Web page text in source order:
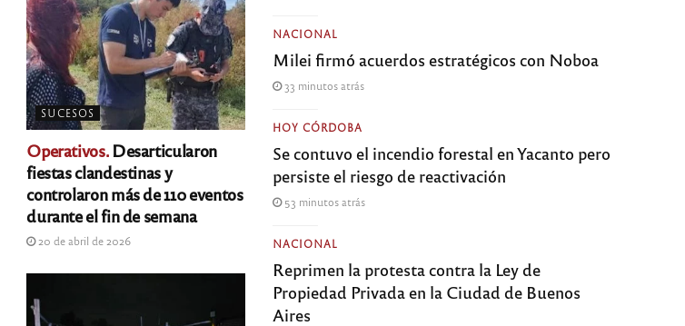
SUCESOS
Operativos.Desarticularon
fiestas clandestinas y
controlaron más de 110 eventos
durante el fin de semana
20 de abril de 2026
NACIONAL
Milei firmó acuerdos estratégicos con Noboa
33 minutos atrás
HOY CÓRDOBA
Se contuvo el incendio forestal en Yacanto pero
persiste el riesgo de reactivación
53 minutos atrás
NACIONAL
Reprimen la protesta contra la Ley de
Propiedad Privada en la Ciudad de Buenos
Aires